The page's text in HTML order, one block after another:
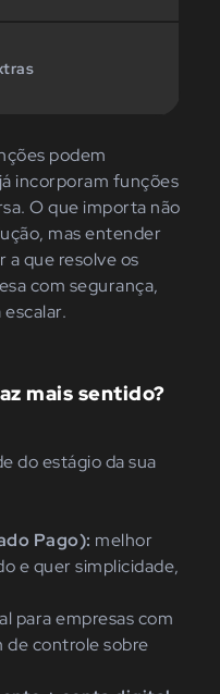
podem
incorporam funções
O que importa não
mas entender
a que resolve os
com segurança,
mais sentido?
do estágio da sua
Pago): melhor
e quer simplicidade,
para empresas com
de controle sobre